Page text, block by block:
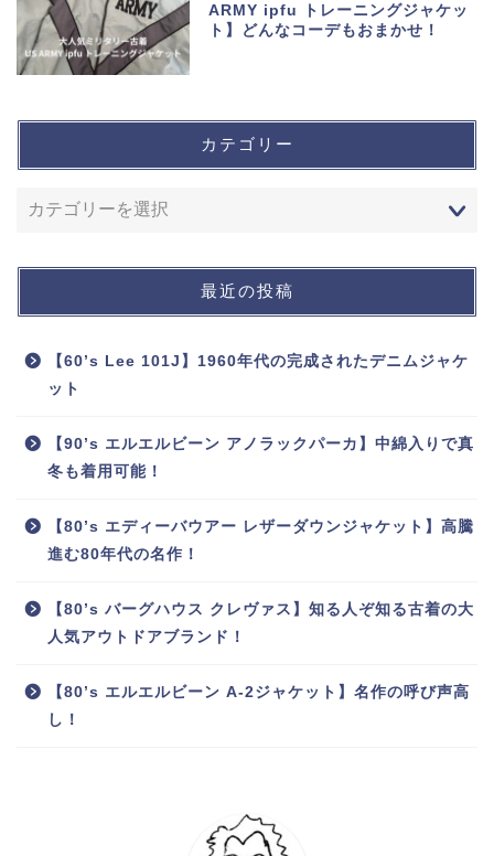
ARMY ipfu トレーニングジャケッ
ト】どんなコーデもおまかせ！
カテゴリー
最近の投稿
【60’s Lee 101J】1960年代の完成されたデニムジャケ
ット
【90’s エルエルビーン アノラックパーカ】中綿入りで真
冬も着用可能！
【80’s エディーバウアー レザーダウンジャケット】高騰
進む80年代の名作！
【80’s バーグハウス クレヴァス】知る人ぞ知る古着の大
人気アウトドアブランド！
【80’s エルエルビーン A-2ジャケット】名作の呼び声高
し！